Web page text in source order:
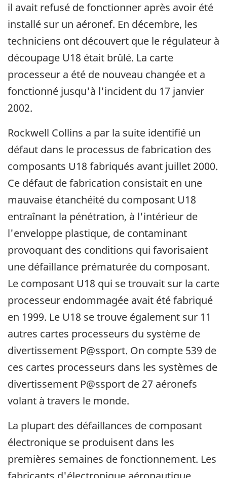
il avait refusé de fonctionner après avoir été
installé sur un aéronef. En décembre, les
techniciens ont découvert que le régulateur à
découpage U18 était brûlé. La carte
processeur a été de nouveau changée et a
fonctionné jusqu'à l'incident du 17 janvier
2002.
Rockwell Collins a par la suite identifié un
défaut dans le processus de fabrication des
composants U18 fabriqués avant juillet 2000.
Ce défaut de fabrication consistait en une
mauvaise étanchéité du composant U18
entraînant la pénétration, à l'intérieur de
l'enveloppe plastique, de contaminant
provoquant des conditions qui favorisaient
une défaillance prématurée du composant.
Le composant U18 qui se trouvait sur la carte
processeur endommagée avait été fabriqué
en 1999. Le U18 se trouve également sur 11
autres cartes processeurs du système de
divertissement P@ssport. On compte 539 de
ces cartes processeurs dans les systèmes de
divertissement P@ssport de 27 aéronefs
volant à travers le monde.
La plupart des défaillances de composant
électronique se produisent dans les
premières semaines de fonctionnement. Les